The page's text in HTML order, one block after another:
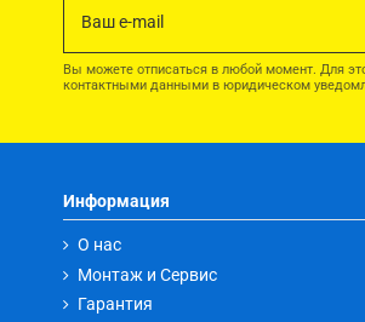
Вы можете отписаться в любой момент. Для
контактными данными в юридическом
Информация
О нас
Монтаж и Сервис
Гарантия